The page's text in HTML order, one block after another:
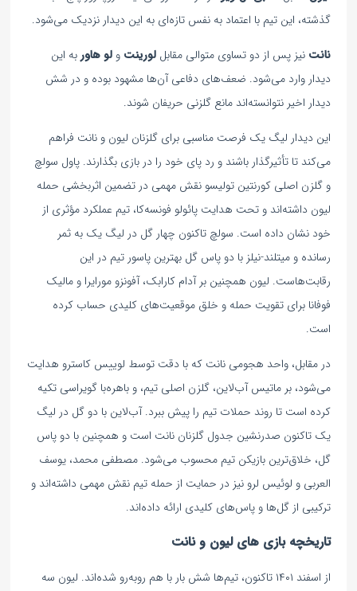
گذشته، این تیم با اعتماد به نفس تازه‌ای به این دیدار نزدیک می‌شود.
نانت نیز پس از دو تساوی متوالی مقابللورینت ولو هاور به این
دیدار وارد می‌شود. ضعف‌های دفاعی آن‌ها مشهود بوده و در شش
دیدار اخیر نتوانسته‌اند مانع گلزنی حریفان شوند.
این دیدار لیگ یک فرصت مناسبی برای گلزنان لیون و نانت فراهم
می‌کند تا تأثیرگذار باشند و رد پای خود را در بازی بگذارند. پاول سولچ
و گلزن اصلی کورنتین تولیسو نقش مهمی در تضمین اثربخشی حمله
لیون داشته‌اند و تحت هدایت پائولو فونسه‌کا، تیم عملکرد مؤثری از
خود نشان داده است. سولچ تاکنون چهار گل در لیگ یک به ثمر
رسانده و میتلند-نیلز با دو پاس گل بهترین پاسور تیم در این
رقابت‌هاست. لیون همچنین بر آدام کارابک، آفونزو مورایرا و مالیک
فوفانا برای تقویت حمله و خلق موقعیت‌های کلیدی حساب کرده
است.
در مقابل، واحد هجومی نانت که با دقت توسط لوییس کاسترو هدایت
می‌شود، بر ماتیس آب‌لاین، گلزن اصلی تیم، و باهره‌با گویراسی تکیه
کرده است تا روند حملات تیم را پیش ببرد. آب‌لاین با دو گل در لیگ
یک تاکنون صدرنشین جدول گلزنان نانت است و همچنین با دو پاس
گل، خلاق‌ترین بازیکن تیم محسوب می‌شود. مصطفی محمد، یوسف
العربی و لوئیس لرو نیز در حمایت از حمله تیم نقش مهمی داشته‌اند و
ترکیبی از گل‌ها و پاس‌های کلیدی ارائه داده‌اند.
تاریخچه بازی های لیون و نانت
از اسفند ۱۴۰۱ تاکنون، تیم‌ها شش بار با هم روبه‌رو شده‌اند. لیون سه